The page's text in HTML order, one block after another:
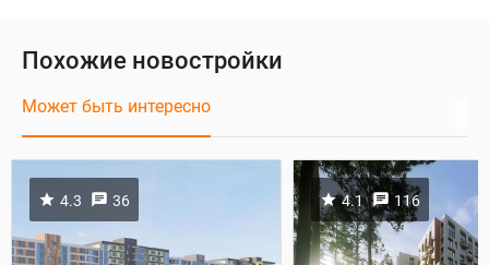
Похожие новостройки
Может быть интересно
4.3 36 4.1 116